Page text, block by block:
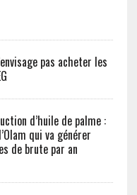
pas acheter les
d’huile de palme :
qui va générer
de brute par an